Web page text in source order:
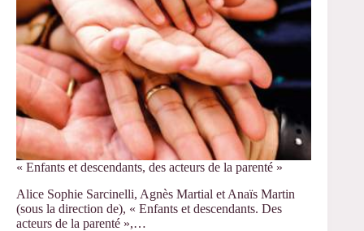
« Enfants et descendants, des acteurs de la parenté »
Alice Sophie Sarcinelli, Agnès Martial et Anaïs Martin
(sous la direction de), « Enfants et descendants. Des
acteurs de la parenté »,…